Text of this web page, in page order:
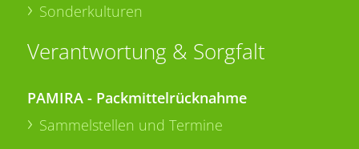
Sonderkulturen
Verantwortung & Sorgfalt
PAMIRA - Packmittelrücknahme
Sammelstellen und Termine